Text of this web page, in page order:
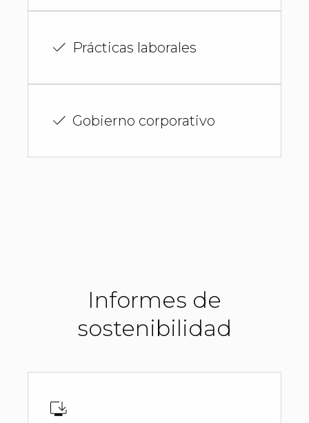
Prácticas laborales
Gobierno corporativo
Informes de
sostenibilidad